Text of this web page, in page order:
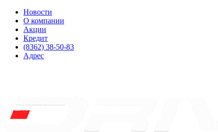
Новости
О компании
Акции
Кредит
(8362) 38-50-83
Адрес